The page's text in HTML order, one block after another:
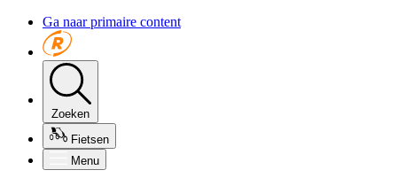
Ga naar primaire content
Zoeken
Fietsen
Menu